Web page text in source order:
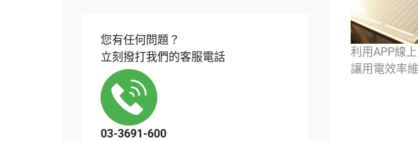
利用APP線
讓用電效率
您有任何問題？
立刻撥打我們的客服電話
03-3691-600